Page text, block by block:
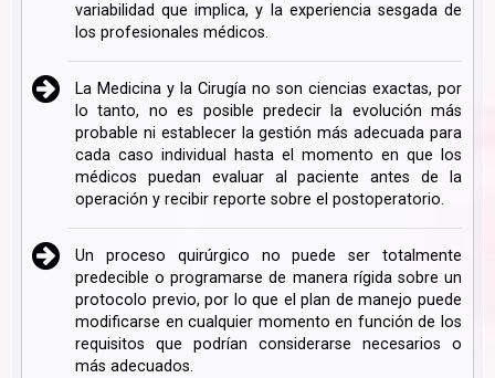
variabilidad que implica, y la experiencia sesgada de
los profesionales médicos.
La Medicina y la Cirugía no son ciencias exactas, por
lo tanto, no es posible predecir la evolución más
probable ni establecer la gestión más adecuada para
cada caso individual hasta el momento en que los
médicos puedan evaluar al paciente antes de la
operación y recibir reporte sobre el postoperatorio.
Un proceso quirúrgico no puede ser totalmente
predecible o programarse de manera rígida sobre un
protocolo previo, por lo que el plan de manejo puede
modificarse en cualquier momento en función de los
requisitos que podrían considerarse necesarios o
más adecuados.